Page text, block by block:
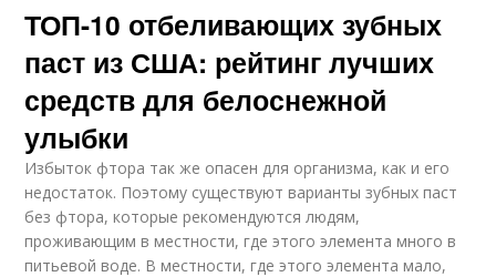
ТОП-10 отбеливающих зубных
паст из США: рейтинг лучших
средств для белоснежной
улыбки
Избыток фтора так же опасен для организма, как и его
недостаток. Поэтому существуют варианты зубных паст
без фтора, которые рекомендуются людям,
проживающим в местности, где этого элемента много в
питьевой воде. В местности, где этого элемента мало,